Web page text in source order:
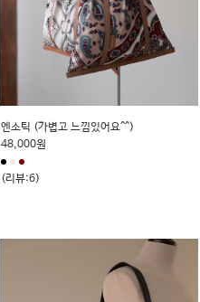
엔소틱 (가볍고 느낌있어요^^)
48,000원
(리뷰:6)